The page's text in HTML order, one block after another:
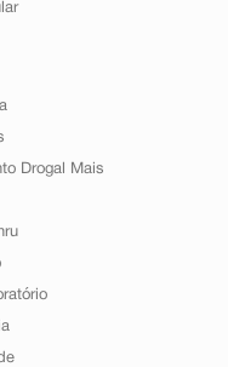
Drogal Mais